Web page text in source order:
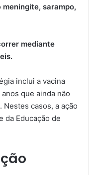
meningite, sarampo,
mediante
inclui a vacina
que ainda não
casos, a ação
da Educação de